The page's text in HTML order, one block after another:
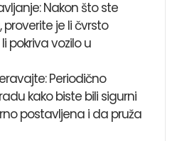
Nakon što ste
je li čvrsto
pokriva vozilo u
Periodično
kako biste bili sigurni
postavljena i da pruža